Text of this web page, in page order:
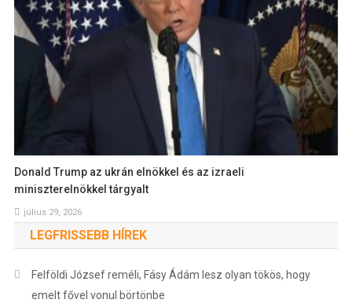
Donald Trump az ukrán elnökkel és az izraeli
miniszterelnökkel tárgyalt
július 29, 2026
LEGFRISSEBB HÍREK
Felföldi József reméli, Fásy Ádám lesz olyan tökös, hogy
emelt fővel vonul börtönbe